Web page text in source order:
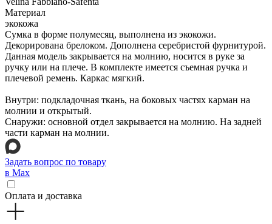
Материал
экокожа
Сумка в форме полумесяц, выполнена из экокожи.
Декорирована брелоком. Дополнена серебристой фурнитурой.
Данная модель закрывается на молнию, носится в руке за
ручку или на плече. В комплекте имеется съемная ручка и
плечевой ремень. Каркас мягкий.
Внутри: подкладочная ткань, на боковых частях карман на
молнии и открытый.
Снаружи: основной отдел закрывается на молнию. На задней
части карман на молнии.
Задать вопрос по товару
в Max
Оплата и доставка